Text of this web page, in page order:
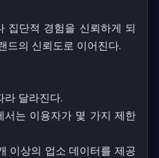
집단적 경험을 신뢰하게 되
드의 신뢰도로 이어진다.
라 달라진다.
서는 이용자가 몇 가지 제한
이상의 업소 데이터를 제공